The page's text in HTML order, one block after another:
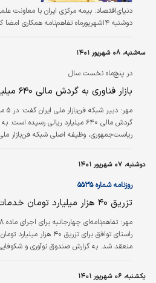
دنیای‌اقتصاد: بیمه مرکزی ایران با معاونت
دوشنبه ۱۴شهریورماه تفاهم‌نامه همکاری امضا کرد.
سه‌شنبه، ۰۸ شهریور ۱۴۰۱
در پنج‌ماه نخست سال‌
بازار فناوری به گردش مالی ۶۴۰ میلیارد ریالی رسید
مهر:
گردش مالی ۶۴۰ میلیارد ریالی
ریاست‌جمهوری، وظیفه اصلی شبکه فن‌بازار ملی
امسال تا پایان مرداد، ۶۴ میلیارد تومان گردش مالی داشته است.
دوشنبه، ۰۷ شهریور ۱۴۰۱
روزنامه شماره ۵۵۳۵
تزریق ۴۰ هزار میلیارد تومان خدمات مالی به زیست‌بوم نوآوری
مهر:
راستای توافق برای تزریق
منعقد شد. به گزارش صندوق نوآوری و
یکشنبه، ۰۶ شهریور ۱۴۰۱